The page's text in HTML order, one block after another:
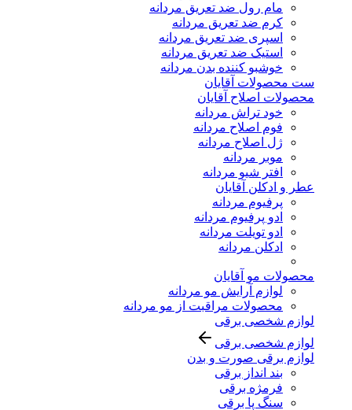
مام رول ضد تعریق مردانه
کرم ضد تعریق مردانه
اسپری ضد تعریق مردانه
استیک ضد تعریق مردانه
خوشبو کننده بدن مردانه
ست محصولات آقایان
محصولات اصلاح آقایان
خود تراش مردانه
فوم اصلاح مردانه
ژل اصلاح مردانه
موبر مردانه
افتر شیو مردانه
عطر و ادکلن آقایان
پرفیوم مردانه
ادو پرفیوم مردانه
ادو تویلت مردانه
ادکلن مردانه
محصولات مو آقایان
لوازم آرایش مو مردانه
محصولات مراقبت از مو مردانه
لوازم شخصی برقی
لوازم شخصی برقی
لوازم برقی صورت و بدن
بند انداز برقی
فرمژه برقی
سنگ پا برقی